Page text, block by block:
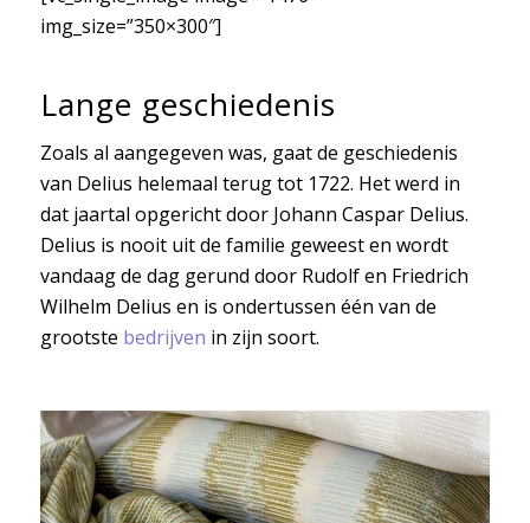
img_size=”350×300″]
Lange geschiedenis
Zoals al aangegeven was, gaat de geschiedenis
van Delius helemaal terug tot 1722. Het werd in
dat jaartal opgericht door Johann Caspar Delius.
Delius is nooit uit de familie geweest en wordt
vandaag de dag gerund door Rudolf en Friedrich
Wilhelm Delius en is ondertussen één van de
grootste bedrijven in zijn soort.